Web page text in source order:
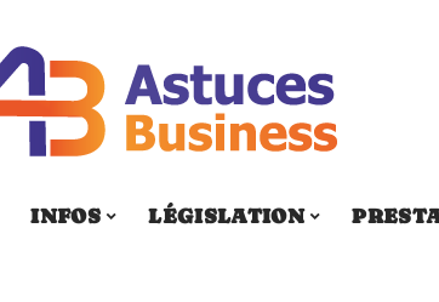
INFOS LÉGISLATION